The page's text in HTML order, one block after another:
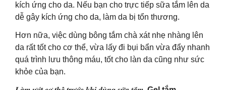
kích ứng cho da. Nếu bạn cho trực tiếp sữa tắm lên da
dễ gây kích ứng cho da, làm da bị tổn thương.
Hơn nữa, việc dùng bông tắm chà xát nhẹ nhàng lên
da rất tốt cho cơ thể, vừa lấy đi bụi bẩn vừa đẩy nhanh
quá trình lưu thông máu, tốt cho làn da cũng như sức
khỏe của bạn.